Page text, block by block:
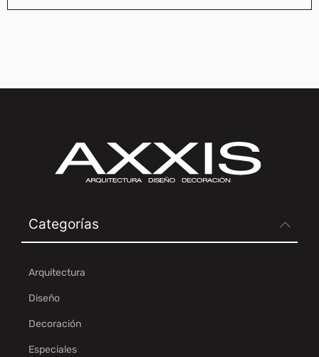
Categorías
Arquitectura
Diseño
Decoración
Especiales